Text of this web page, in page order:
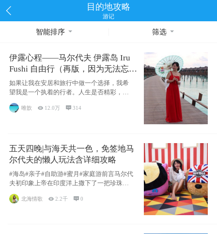
目的地攻略
游记
智能排序 筛选
伊露心程——马尔代夫 伊露岛 Iru
Fushi 自由行（再版，因为无法忘却
的留恋）
如果让我在安居和旅行中做一个选择，我希
望我是一个执着的行者。人生是否精彩，都
源于自己
唯歆  12.0万  314
五天四晚|与海天共一色，免签地马
尔代夫的懒人玩法含详细攻略
#海岛#亲子#自助游#蜜月#家庭游前言马尔代
夫初印象上帝在印度洋上撒下了一把珍珠，
北海情歌 2.2千 0